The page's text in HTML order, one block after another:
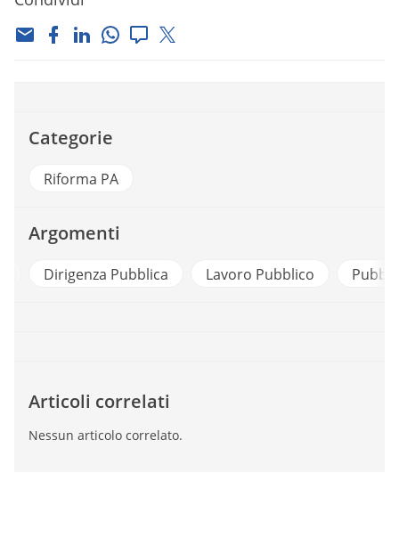
Categorie
Riforma PA
Argomenti
Dirigenza Pubblica Lavoro Pubblico Pubblico
Articoli correlati
Nessun articolo correlato.